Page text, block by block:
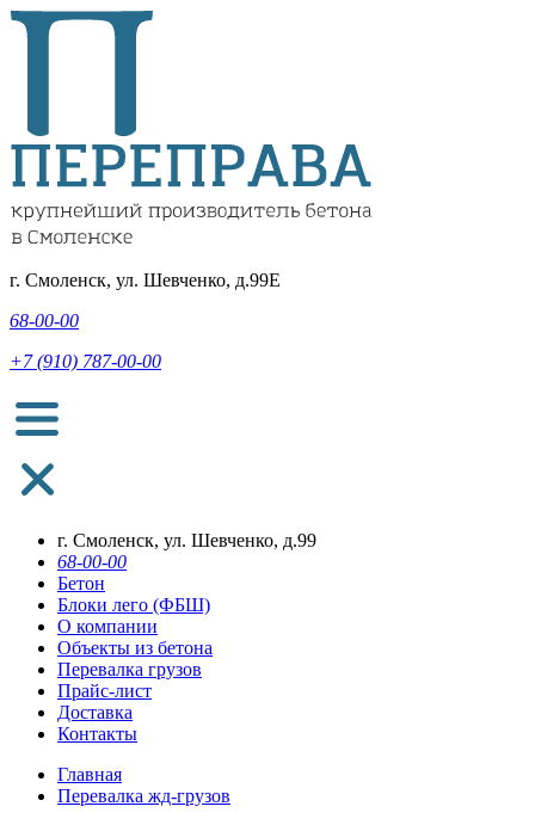
г. Смоленск, ул. Шевченко, д.99Е
68-00-00
+7 (910) 787-00-00
г. Смоленск, ул. Шевченко, д.99
68-00-00
Бетон
Блоки лего (ФБШ)
О компании
Объекты из бетона
Перевалка грузов
Прайс-лист
Доставка
Контакты
Главная
Перевалка жд-грузов